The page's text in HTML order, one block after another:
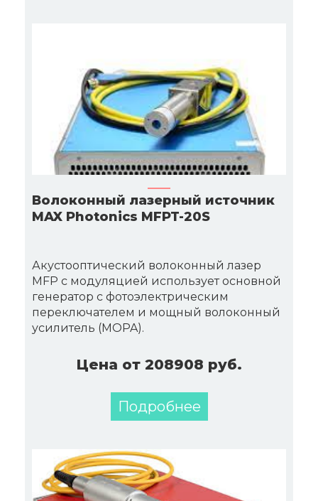
Волоконный лазерный источник
MAX Photonics MFPT-20S
Акустооптический волоконный лазер
MFP с модуляцией использует основной
генератор с фотоэлектрическим
переключателем и мощный волоконный
усилитель (MOPA).
Цена от 208908 руб.
Подробнее